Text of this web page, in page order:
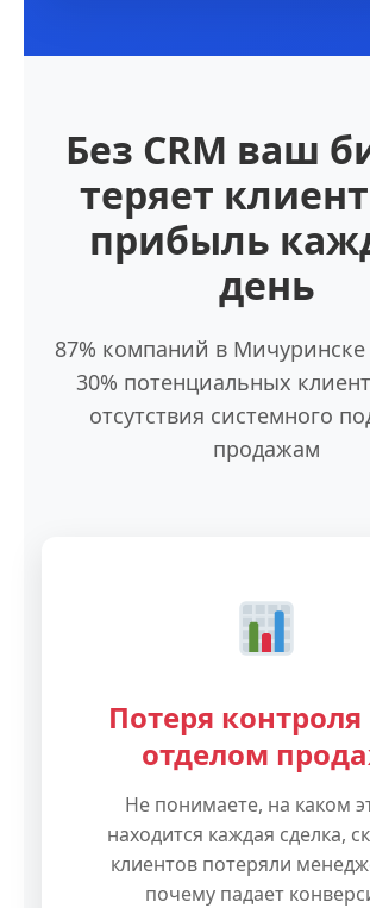
Без CRM ваш
теряет
прибыль
день
87% компаний в Мичуринске
30% потенциальных
отсутствия системного
продажам
Потеря
отделом
Не понимаете, на каком
находится каждая сделка,
клиентов потеряли
почему падает